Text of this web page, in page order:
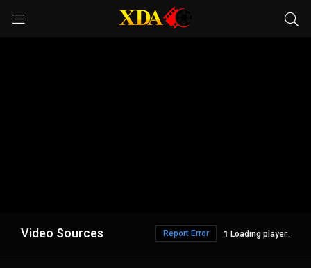
Video Sources Loading player..
Report Error